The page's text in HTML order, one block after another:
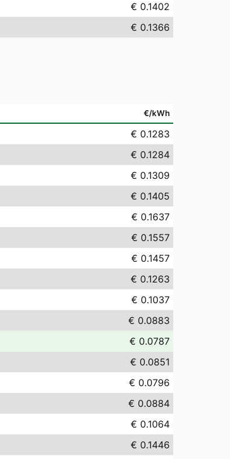
€ 0.1402
€ 0.1366
€/kWh
€ 0.1283
€ 0.1284
€ 0.1309
€ 0.1405
€ 0.1637
€ 0.1557
€ 0.1457
€ 0.1263
€ 0.1037
€ 0.0883
€ 0.0787
€ 0.0851
€ 0.0796
€ 0.0884
€ 0.1064
€ 0.1446